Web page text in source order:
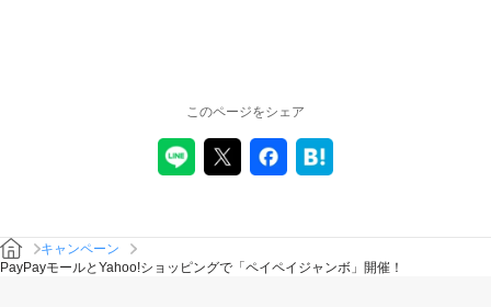
キャンペーンの適用について
があります。
「PayPay残高」以外のお支払い方法でお支払いされた場
合は、本キャンペーンの対象とはなりませんのでご注意
このページをシェア
キャンペーン
PayPayモールとYahoo!ショッピングで「ペイペイジャンボ」開催！